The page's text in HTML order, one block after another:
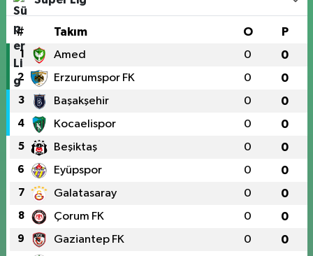
# Takım O P
1 Amed 0 0
2 Erzurumspor FK 0 0
3 Başakşehir 0 0
4 Kocaelispor 0 0
5 Beşiktaş 0 0
6 Eyüpspor 0 0
7 Galatasaray 0 0
8 Çorum FK 0 0
9 Gaziantep FK 0 0